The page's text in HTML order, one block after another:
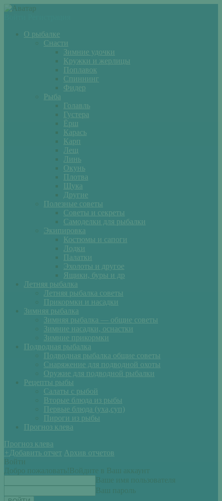
О рыбалке
Снасти
Зимние удочки
Кружки и жерлицы
Поплавок
Спиннинг
Фидер
Рыба
Голавль
Густера
Ёрш
Карась
Карп
Лещ
Линь
Окунь
Плотва
Щука
Другие
Полезные советы
Советы и секреты
Самоделки для рыбалки
Экипировка
Костюмы и сапоги
Лодки
Палатки
Эхолоты и другое
Ящики, буры и др
Летняя рыбалка
Летняя рыбалка советы
Прикормки и насадки
Зимняя рыбалка
Зимняя рыбалка — общие советы
Зимние насадки, оснастки
Зимние прикормки
Подводная рыбалка
Подводная рыбалка общие советы
Снаряжение для подводной охоты
Оружие для подводной рыбалки
Рецепты рыбы
Салаты с рыбой
Вторые блюда из рыбы
Первые блюда (уха,суп)
Пироги из рыбы
Прогноз клева
Прогноз клева
+ Добавить отчет Архив отчетов
Войти
Добро пожаловать! Войдите в Ваш аккаунт
Ваше имя пользователя
Ваш пароль